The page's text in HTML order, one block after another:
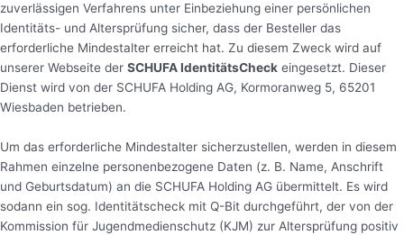
zuverlässigen Verfahrens unter Einbeziehung einer persönlichen
Identitäts- und Altersprüfung sicher, dass der Besteller das
erforderliche Mindestalter erreicht hat. Zu diesem Zweck wird auf
unserer Webseite der SCHUFA IdentitätsCheck eingesetzt. Dieser
Dienst wird von der SCHUFA Holding AG, Kormoranweg 5, 65201
Wiesbaden betrieben.
Um das erforderliche Mindestalter sicherzustellen, werden in diesem
Rahmen einzelne personenbezogene Daten (z. B. Name, Anschrift
und Geburtsdatum) an die SCHUFA Holding AG übermittelt. Es wird
sodann ein sog. Identitätscheck mit Q-Bit durchgeführt, der von der
Kommission für Jugendmedienschutz (KJM) zur Altersprüfung positiv